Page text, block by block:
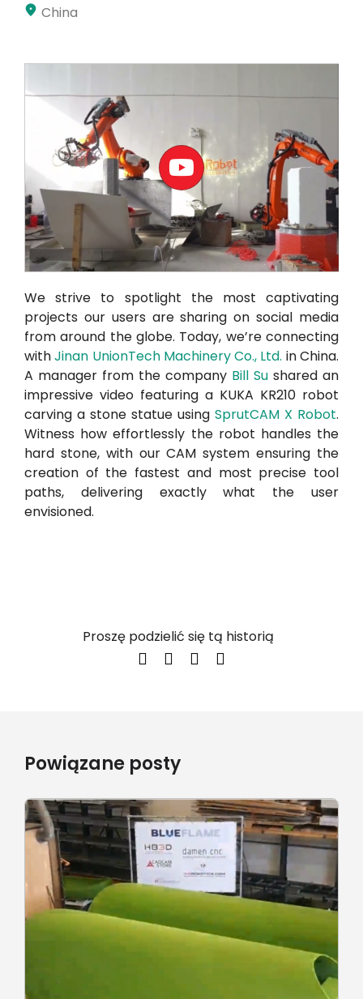
Proszę się zalogować
China
We strive to spotlight the most captivating
projects our users are sharing on social media
from around the globe. Today, we’re connecting
withJinan UnionTech Machinery Co., Ltd. in China.
A manager from the company Bill Su shared an
impressive video featuring a KUKA KR210 robot
carving a stone statue usingSprutCAM X Robot.
Witness how effortlessly the robot handles the
hard stone, with our CAM system ensuring the
creation of the fastest and most precise tool
paths, delivering exactly what the user
envisioned.
Proszę podzielić się tą historią
Powiązane posty